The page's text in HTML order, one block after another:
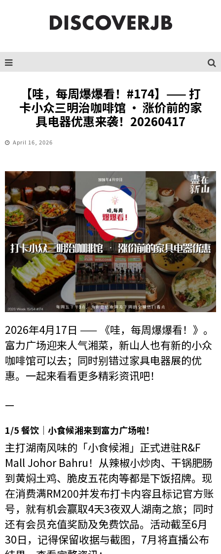
【哇，每周爆爆看！#174】—— 打
卡小众三明治咖啡馆 · 涨价前的家
具电器优惠来袭！20260417
April 16, 2026
2026年4月17日 —— 《哇，每周爆爆看！》。
富力广场迎来人气湘菜，新山人也有新的小众
咖啡馆可以去；同时别错过家具电器展的优
惠。一起来看看更多精彩资讯吧！
—
1/5 餐饮｜小食候湘来到富力广场啦！
主打湖南风味的「小食候湘」正式进驻R&F
Mall Johor Bahru！从辣椒小炒肉、干锅肥肠
到黄焖土鸡、脆皮五花肉等都是下饭招牌。现
在消费满RM200并发布打卡内容且标记官方账
号，就有机会赢取4天3夜双人湖南之旅；同时
还有会员充值奖励及免费饮品。活动截至6月
30日，记得保留收据与截图，7月将直播公布